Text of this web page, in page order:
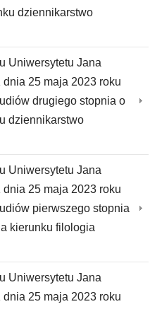
dziennikarstwo
Uniwersytetu Jana
25 maja 2023 roku
drugiego stopnia o
dziennikarstwo
Uniwersytetu Jana
25 maja 2023 roku
pierwszego stopnia
kierunku filologia
Uniwersytetu Jana
25 maja 2023 roku